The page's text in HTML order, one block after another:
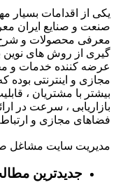
یکی از اقدامات بسیار
صنعت و صنایع ایران
معرفی محصولات و شرح
گیری از روش های نوین
عرضه کننده خدمات و
مجازی و اینترنتی بوده
بیشتر با مشتریان ،
بازاریابی ، سرعت در
فضاهای مجازی و
مدیریت سایت مشاغل
جدیدترین